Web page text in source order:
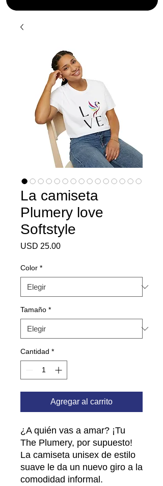
La camiseta
Plumery love
Softstyle
USD 25.00Precio
Color *
Tamaño *
Cantidad *
Agregar al carrito
¿A quién vas a amar? ¡Tu
The Plumery, por supuesto!
La camiseta unisex de estilo
suave le da un nuevo giro a la
comodidad informal.